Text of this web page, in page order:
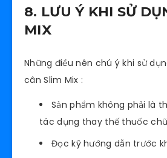
8. LƯU Ý KHI SỬ
MIX
Những điều nên chú ý khi sử
cân Slim Mix :
Sản phẩm không phải là
tác dụng thay thế thuốc
Đọc kỹ hướng dẫn trước